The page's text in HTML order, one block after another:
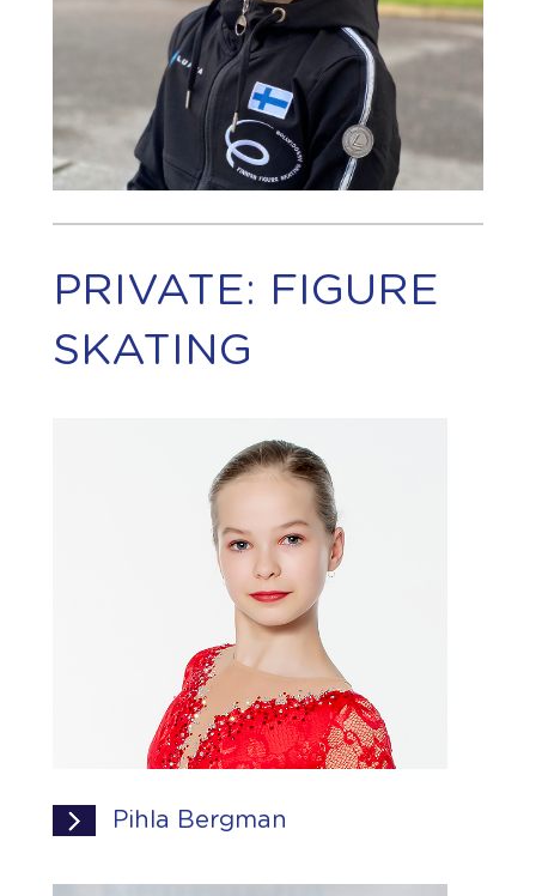
PRIVATE: FIGURE
SKATING
Pihla Bergman